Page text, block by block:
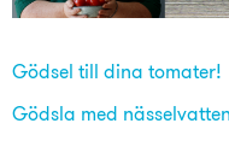
Gödsel till dina tomater!
Gödsla med nässelvatten